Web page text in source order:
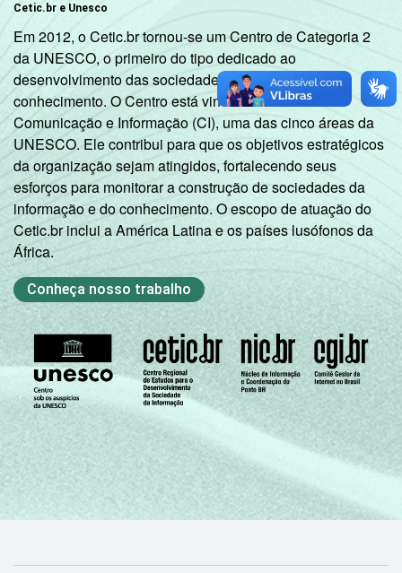
Cetic.br e Unesco
Em 2012, o Cetic.br tornou-se um Centro de Categoria 2
da UNESCO, o primeiro do tipo dedicado ao
desenvolvimento das sociedades da informação e do
conhecimento. O Centro está vinculado ao Setor de
Comunicação e Informação (CI), uma das cinco áreas da
UNESCO. Ele contribui para que os objetivos estratégicos
da organização sejam atingidos, fortalecendo seus
esforços para monitorar a construção de sociedades da
informação e do conhecimento. O escopo de atuação do
Cetic.br inclui a América Latina e os países lusófonos da
África.
Conheça nosso trabalho